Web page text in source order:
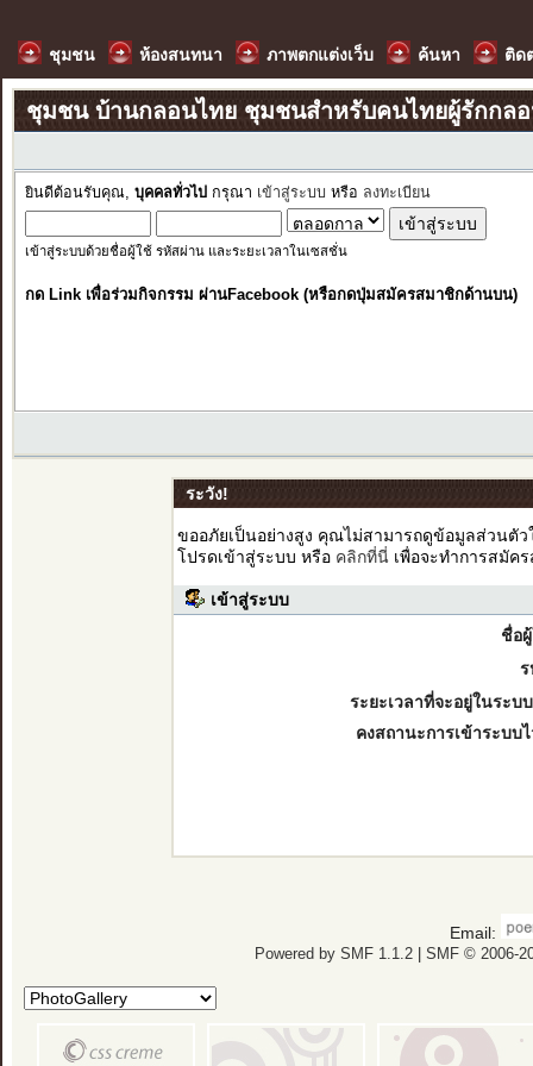
ชุมชน ห้องสนทนา ภาพตกแต่งเว็บ ค้นหา ติด
ชุมชน บ้านกลอนไทย ชุมชนสำหรับคนไทยผู้รักกล
ยินดีต้อนรับคุณ, บุคคลทั่วไป กรุณา เข้าสู่ระบบ หรือ ลงทะเบียน
เข้าสู่ระบบด้วยชื่อผู้ใช้ รหัสผ่าน และระยะเวลาในเซสชั่น
กด Link เพื่อร่วมกิจกรรม ผ่านFacebook (หรือกดปุ่มสมัครสมาชิกด้านบน)
ระวัง!
ขออภัยเป็นอย่างสูง คุณไม่สามารถดูข้อมูลส่วนตั
โปรดเข้าสู่ระบบ หรือ คลิกที่นี่เพื่อจะทำการสมัค
เข้าสู่ระบบ
ชื่อ
ระยะเวลาที่จะอยู่ในระบ
คงสถานะการเข้าระบบ
Email:
Powered by SMF 1.1.2| SMF © 2006-